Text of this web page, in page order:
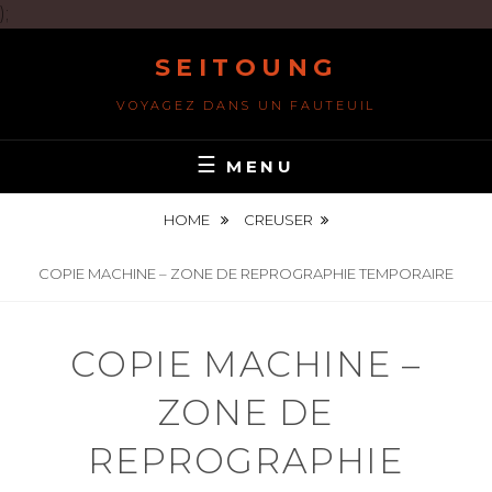
);
SEITOUNG
VOYAGEZ DANS UN FAUTEUIL
MENU
HOME CREUSER
COPIE MACHINE – ZONE DE REPROGRAPHIE TEMPORAIRE
COPIE MACHINE –
ZONE DE
REPROGRAPHIE